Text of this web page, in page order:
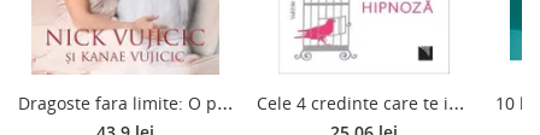
D
ragoste fara limite: O poveste remarcabila despre dragostea adevarata care cucereste totul C
ele 4 credinte care te impiedica sa fii liber